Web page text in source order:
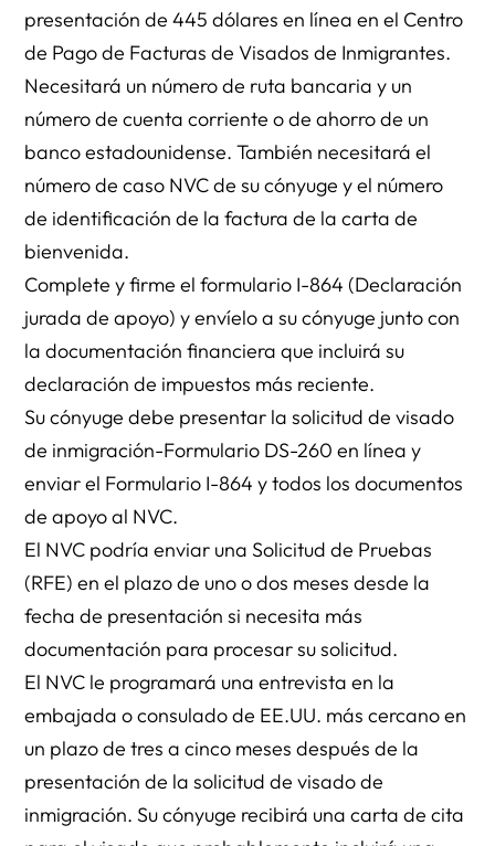
presentación de 445 dólares en línea en el Centro
de Pago de Facturas de Visados de Inmigrantes.
Necesitará un número de ruta bancaria y un
número de cuenta corriente o de ahorro de un
banco estadounidense. También necesitará el
número de caso NVC de su cónyuge y el número
de identificación de la factura de la carta de
bienvenida.
Complete y firme el formulario I-864 (Declaración
jurada de apoyo) y envíelo a su cónyuge junto con
la documentación financiera que incluirá su
declaración de impuestos más reciente.
Su cónyuge debe presentar la solicitud de visado
de inmigración-Formulario DS-260 en línea y
enviar el Formulario I-864 y todos los documentos
de apoyo al NVC.
El NVC podría enviar una Solicitud de Pruebas
(RFE) en el plazo de uno o dos meses desde la
fecha de presentación si necesita más
documentación para procesar su solicitud.
El NVC le programará una entrevista en la
embajada o consulado de EE.UU. más cercano en
un plazo de tres a cinco meses después de la
presentación de la solicitud de visado de
inmigración. Su cónyuge recibirá una carta de cita